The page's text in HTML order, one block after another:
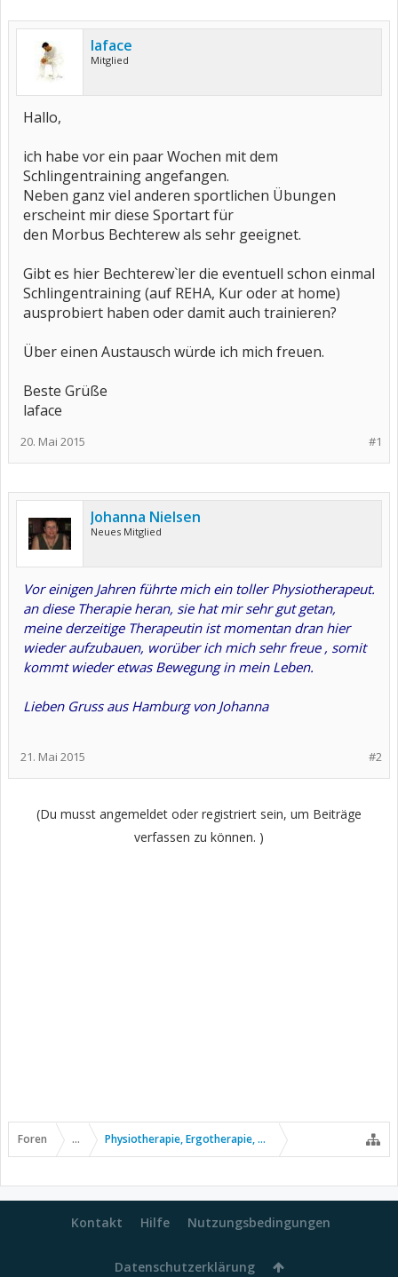
laface
Mitglied
Hallo,
ich habe vor ein paar Wochen mit dem
Schlingentraining angefangen.
Neben ganz viel anderen sportlichen Übungen
erscheint mir diese Sportart für
den Morbus Bechterew als sehr geeignet.
Gibt es hier Bechterew`ler die eventuell schon einmal
Schlingentraining (auf REHA, Kur oder at home)
ausprobiert haben oder damit auch trainieren?
Über einen Austausch würde ich mich freuen.
Beste Grüße
laface
#1
20. Mai 2015
Johanna Nielsen
Neues Mitglied
Vor einigen Jahren führte mich ein toller Physiotherapeut.
an diese Therapie heran, sie hat mir sehr gut getan,
meine derzeitige Therapeutin ist momentan dran hier
wieder aufzubauen, worüber ich mich sehr freue , somit
kommt wieder etwas Bewegung in mein Leben.
Lieben Gruss aus Hamburg von Johanna
#2
21. Mai 2015
(Du musst angemeldet oder registriert sein, um Beiträge
verfassen zu können. )
Foren ... Physiotherapie, Ergotherapie, Sport usw.
Kontakt Hilfe Nutzungsbedingungen
Datenschutzerklärung